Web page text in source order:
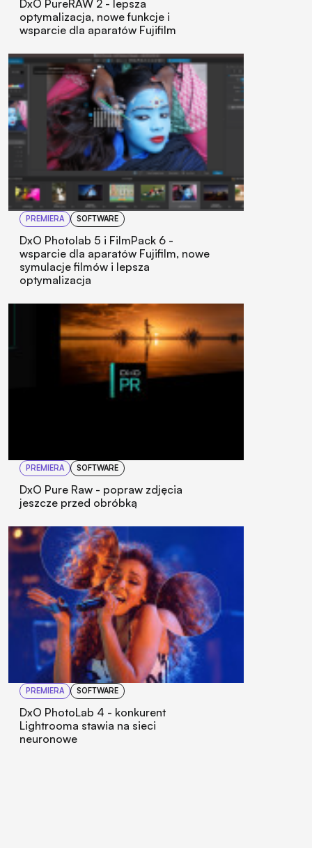
DxO PureRAW 2 - lepsza
optymalizacja, nowe funkcje i
wsparcie dla aparatów Fujifilm
PREMIERA SOFTWARE
DxO Photolab 5 i FilmPack 6 -
wsparcie dla aparatów Fujifilm, nowe
symulacje filmów i lepsza
optymalizacja
PREMIERA SOFTWARE
DxO Pure Raw - popraw zdjęcia
jeszcze przed obróbką
PREMIERA SOFTWARE
DxO PhotoLab 4 - konkurent
Lightrooma stawia na sieci
neuronowe